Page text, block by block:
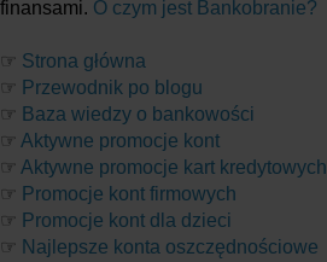
finansami. O czym jest Bankobranie?
☞ Strona główna
☞ Przewodnik po blogu
☞ Baza wiedzy o bankowości
☞ Aktywne promocje kont
☞ Aktywne promocje kart kredytowych
☞ Promocje kont firmowych
☞ Promocje kont dla dzieci
☞ Najlepsze konta oszczędnościowe